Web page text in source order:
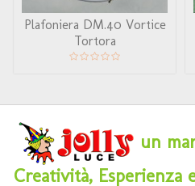
Plafoniera DM.40 Vortice
Tortora
un
Creatività, Esperienza